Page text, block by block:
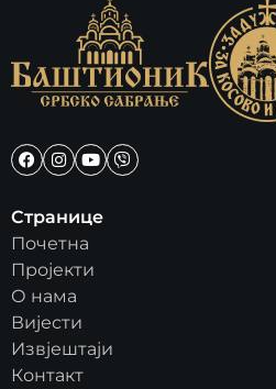
Странице
Почетна
Пројекти
О нама
Вијести
Извјештаји
Контакт